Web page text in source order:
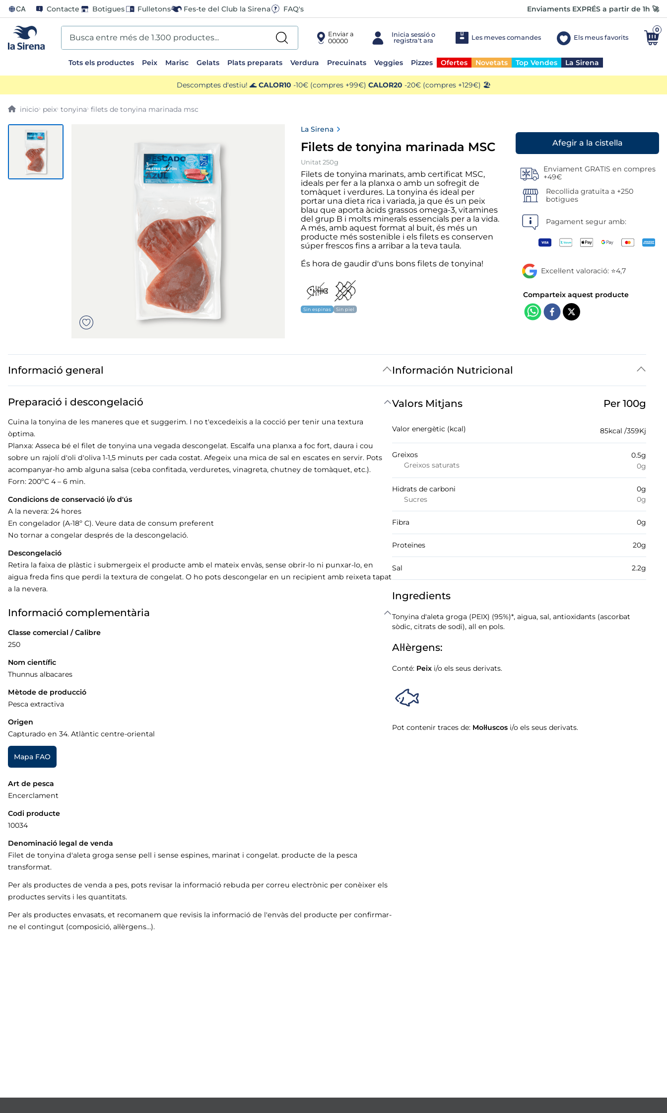
CA Contacte Botigues Fulletons Fes-te del Club la Sirena FAQ's Enviaments EXPRÉS a partir de 1h 🚀
Busca entre més de 1.300 productes...
Enviar a
00000
Les meves comandes Els meus favorits
0
Tots els productes Peix Marisc Gelats Plats preparats Verdura Precuinats Veggies Pizzes Ofertes Novetats Top Vendes La Sirena
Descomptes d'estiu! 🌊 CALOR10 -10€ (compres +99€) CALOR20 -20€ (compres +129€) 🏖️
peix tonyina filets de tonyina marinada msc
La Sirena
Filets de tonyina marinada MSC
Unitat 250g
Filets de tonyina marinats, amb certificat MSC,
ideals per fer a la planxa o amb un sofregit de
tomàquet i verdures. La tonyina és ideal per
portar una dieta rica i variada, ja que és un peix
blau que aporta àcids grassos omega-3, vitamines
del grup B i molts minerals essencials per a la vida.
A més, amb aquest format al buit, és més un
producte més sostenible i els filets es conserven
súper frescos fins a arribar a la teva taula.
És hora de gaudir d'uns bons filets de tonyina!
Sin espinas Sin piel
Enviament GRATIS en compres
+49€
Recollida gratuïta a +250
botigues
Pagament segur amb:
Excel·lent valoració: ⭐4,7
Informació general
Preparació i descongelació
Cuina la tonyina de les maneres que et suggerim. I no t'excedeixis a la cocció per tenir una textura
òptima.
Planxa: Asseca bé el filet de tonyina una vegada descongelat. Escalfa una planxa a foc fort, daura i cou
sobre un rajolí d'oli d'oliva 1-1,5 minuts per cada costat. Afegeix una mica de sal en escates en servir. Pots
acompanyar-ho amb alguna salsa (ceba confitada, verduretes, vinagreta, chutney de tomàquet, etc.).
Forn: 200ºC 4 – 6 min.
Condicions de conservació i/o d'ús
A la nevera: 24 hores
En congelador (A-18º C). Veure data de consum preferent
No tornar a congelar després de la descongelació.
Descongelació
Retira la faixa de plàstic i submergeix el producte amb el mateix envàs, sense obrir-lo ni punxar-lo, en
aigua freda fins que perdi la textura de congelat. O ho pots descongelar en un recipient amb reixeta tapat
a la nevera.
Informació complementària
Classe comercial / Calibre
250
Nom científic
Thunnus albacares
Mètode de producció
Pesca extractiva
Origen
Capturado en 34. Atlàntic centre-oriental
Mapa FAO
Art de pesca
Encerclament
Codi producte
10034
Denominació legal de venda
Filet de tonyina d'aleta groga sense pell i sense espines, marinat i congelat. producte de la pesca
transformat.
Per als productes de venda a pes, pots revisar la informació rebuda per correu electrònic per conèixer els
productes servits i les quantitats.
Per als productes envasats, et recomanem que revisis la informació de l'envàs del producte per confirmar-
ne el contingut (composició, al·lèrgens…).
Información Nutricional
Valors Mitjans Per 100g
Valor energètic (kcal) 85kcal /359Kj
Greixos
Greixos saturats
0.5g
0g
Hidrats de carboni
Sucres
0g
0g
Fibra 0g
Proteïnes 20g
Sal 2.2g
Ingredients
Tonyina d'aleta groga (PEIX) (95%)*, aigua, sal, antioxidants (ascorbat
sòdic, citrats de sodi), all en pols.
Al·lèrgens:
Conté: Peix i/o els seus derivats.
Pot contenir traces de: Mol·luscos i/o els seus derivats.
sirena